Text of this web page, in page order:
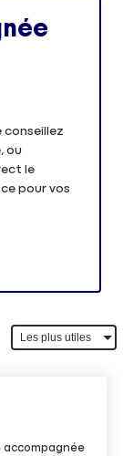
conseillez
ou
le
pour vos
accompagnée